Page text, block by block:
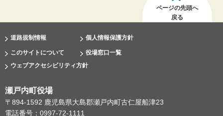
ページの先頭へ
戻る
道路規制情報 個人情報保護方針
このサイトについて
役場窓口一覧
ウェブアクセシビリティ方針
瀬戸内町役場
〒894-1592 鹿児島県大島郡瀬戸内町古仁屋船津23
電話番号：0997-72-1111